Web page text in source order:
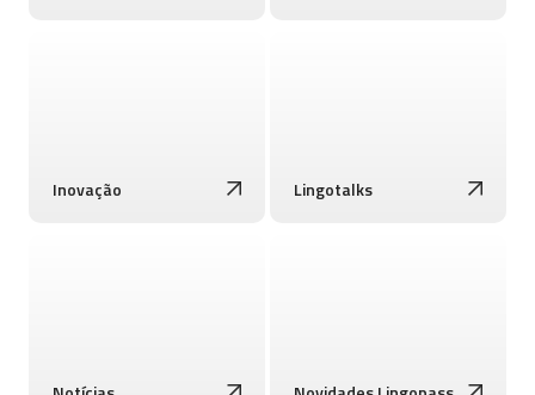
Inovação Lingotalks